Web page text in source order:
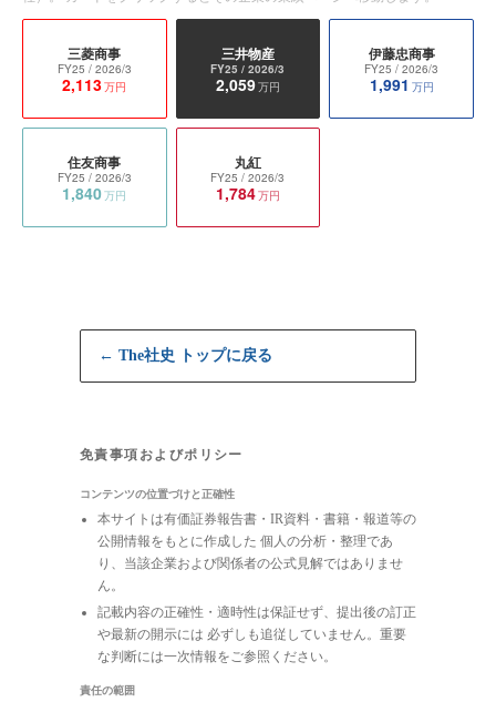
三菱商事
FY25 / 2026/3
2,113万円
三井物産
FY25 / 2026/3
2,059万円
伊藤忠商事
FY25 / 2026/3
1,991 万円
住友商事
FY25 / 2026/3
1,840万円
丸紅
FY25 / 2026/3
1,784万円
← The社史 トップに戻る
免責事項およびポリシー
コンテンツの位置づけと正確性
本サイトは有価証券報告書・IR資料・書籍・報道等の
公開情報をもとに作成した 個人の分析・整理であ
り、当該企業および関係者の公式見解ではありませ
ん。
記載内容の正確性・適時性は保証せず、提出後の訂正
や最新の開示には 必ずしも追従していません。重要
な判断には一次情報をご参照ください。
責任の範囲